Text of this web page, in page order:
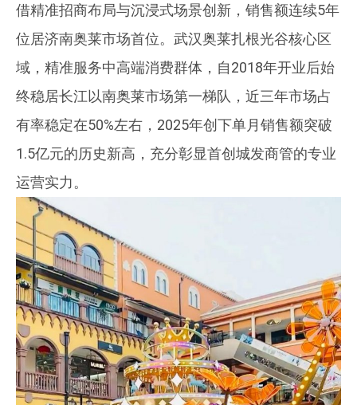
借精准招商布局与沉浸式场景创新，销售额连续5年
位居济南奥莱市场首位。武汉奥莱扎根光谷核心区
域，精准服务中高端消费群体，自2018年开业后始
终稳居长江以南奥莱市场第一梯队，近三年市场占
有率稳定在50%左右，2025年创下单月销售额突破
1.5亿元的历史新高，充分彰显首创城发商管的专业
运营实力。